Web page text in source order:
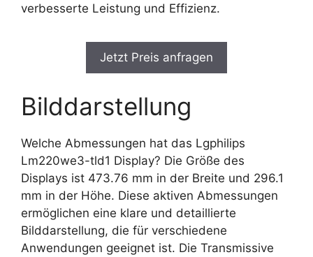
verbesserte Leistung und Effizienz.
Jetzt Preis anfragen
Bilddarstellung
Welche Abmessungen hat das Lgphilips
Lm220we3-tld1 Display? Die Größe des
Displays ist 473.76 mm in der Breite und 296.1
mm in der Höhe. Diese aktiven Abmessungen
ermöglichen eine klare und detaillierte
Bilddarstellung, die für verschiedene
Anwendungen geeignet ist. Die Transmissive